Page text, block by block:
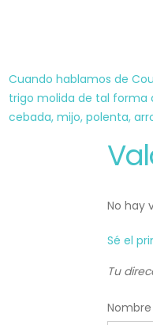
Cuando hablamos de
trigo molida de tal forma
cebada, mijo, polenta,
No hay
Sé el
Tu
Nombre